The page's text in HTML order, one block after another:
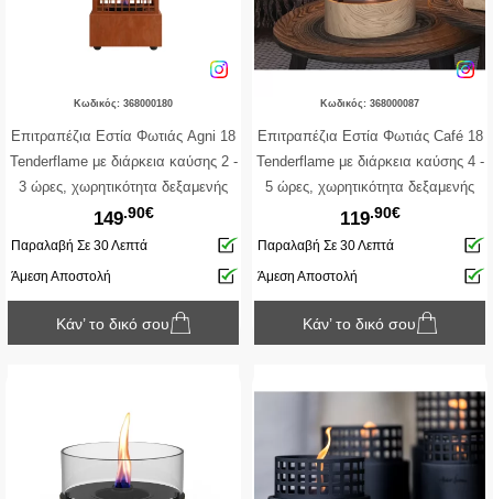
Κωδικός: 368000180
Επιτραπέζια Εστία Φωτιάς Agni 18
Tenderflame με διάρκεια καύσης 2 -
3 ώρες, χωρητικότητα δεξαμενής
250ml και διαστάσεις
18.5x18.5x36.5cm - Corten
149.90€
Παραλαβή Σε 30 Λεπτά
Άμεση Αποστολή
Κάν’ το δικό σου
Κωδικός: 368000087
Επιτραπέζια Εστία Φωτιάς Café 18
Tenderflame με διάρκεια καύσης 4 -
5 ώρες, χωρητικότητα δεξαμενής
250ml και διαστάσεις 18x13.7cm -
Natural
119.90€
Παραλαβή Σε 30 Λεπτά
Άμεση Αποστολή
Κάν’ το δικό σου